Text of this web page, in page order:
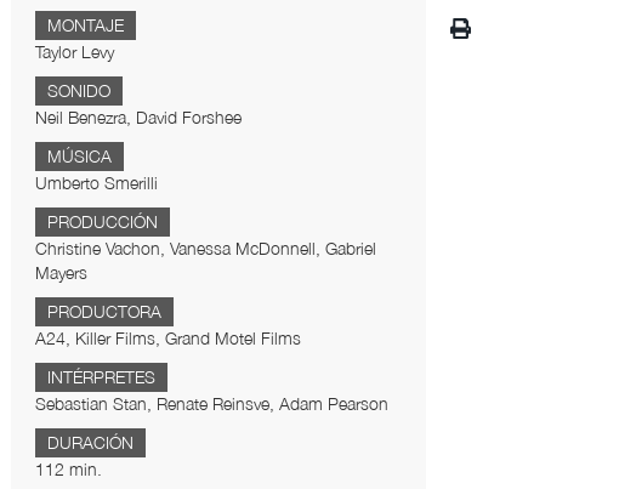
MONTAJE
Taylor Levy
SONIDO
Neil Benezra, David Forshee
MÚSICA
Umberto Smerilli
PRODUCCIÓN
Christine Vachon, Vanessa McDonnell, Gabriel
Mayers
PRODUCTORA
A24, Killer Films, Grand Motel Films
INTÉRPRETES
Sebastian Stan, Renate Reinsve, Adam Pearson
DURACIÓN
112 min.